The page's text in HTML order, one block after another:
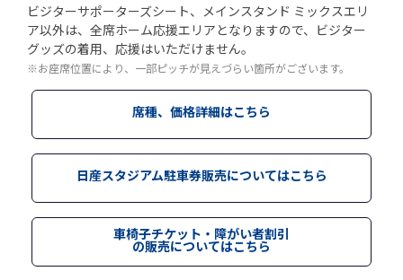
ビジターサポーターズシート、メインスタンド ミックスエリ
ア以外は、全席ホーム応援エリアとなりますので、ビジター
グッズの着用、応援はいただけません。
※お座席位置により、一部ピッチが見えづらい箇所がございます。
席種、価格詳細はこちら
日産スタジアム駐車券販売についてはこちら
車椅子チケット・障がい者割引
の販売についてはこちら